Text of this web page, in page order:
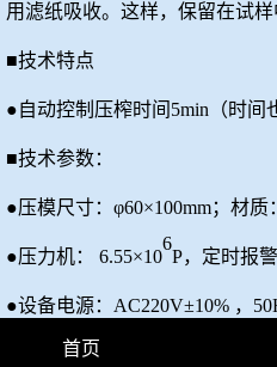
用滤纸吸收。这样，保留在试
■技术特点
●自动控制压榨时间5min（时间
■技术参数：
●压模尺寸：φ60×100mm； 材质：
●压力机： 6.55×10
6
P，定时报
●设备电源：AC220V±10% ，
●外形尺寸：800×600×1500mm;
首页